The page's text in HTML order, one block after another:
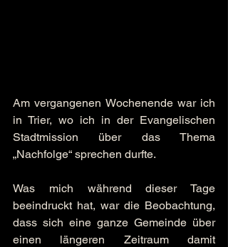
Am vergangenen Wochenende war ich
in Trier, wo ich in der Evangelischen
Stadtmission über das Thema
„Nachfolge“ sprechen durfte.
Was mich während dieser Tage
beeindruckt hat, war die Beobachtung,
dass sich eine ganze Gemeinde über
einen längeren Zeitraum damit